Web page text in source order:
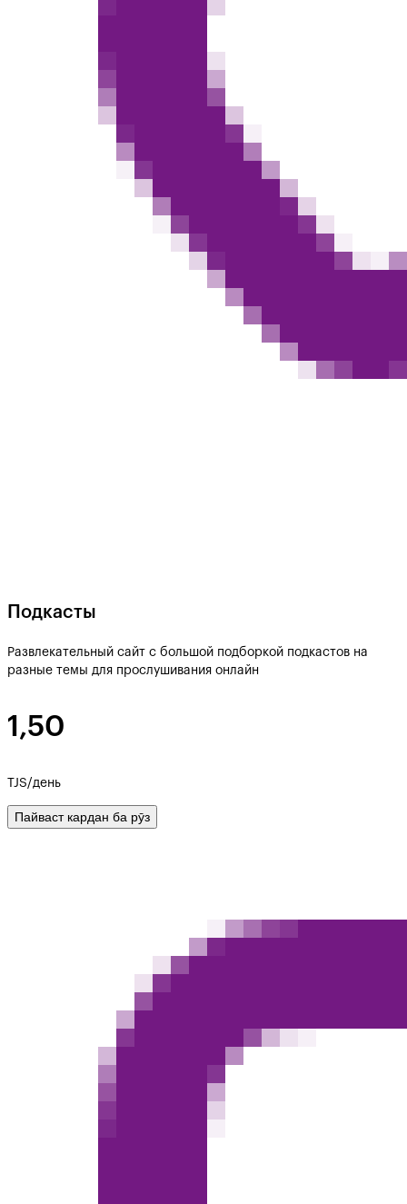
Подкасты
Развлекательный сайт с большой подборкой подкастов на
разные темы для прослушивания онлайн
1,50
TJS/день
Пайваст кардан ба рӯз